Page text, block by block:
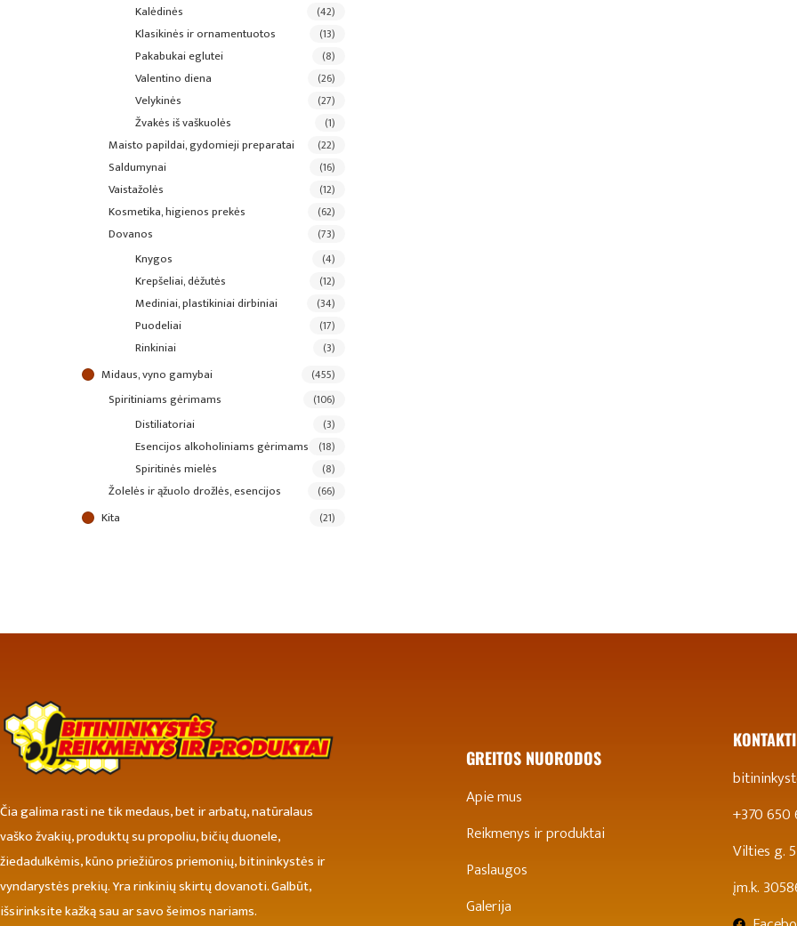
kalėdinės (42)
klasikinės ir ornamentuotos (13)
pakabukai eglutei (8)
valentino diena (26)
velykinės (27)
žvakės iš vaškuolės (1)
maisto papildai, gydomieji preparatai (22)
saldumynai (16)
vaistažolės (12)
kosmetika, higienos prekės (62)
dovanos (73)
knygos (4)
krepšeliai, dėžutės (12)
mediniai, plastikiniai dirbiniai (34)
puodeliai (17)
rinkiniai (3)
midaus, vyno gamybai (455)
spiritiniams gėrimams (106)
distiliatoriai (3)
esencijos alkoholiniams gėrimams (18)
spiritinės mielės (8)
žolelės ir ąžuolo drožlės, esencijos (66)
kita (21)
Čia galima rasti ne tik medaus, bet ir arbatų, natūralaus
vaško žvakių, produktų su propoliu, bičių duonele,
žiedadulkėmis, kūno priežiūros priemonių, bitininkystės ir
vyndarystės prekių. Yra rinkinių skirtų dovanoti. Galbūt,
išsirinksite kažką sau ar savo šeimos nariams.
GREITOS NUORODOS
Apie mus
Reikmenys ir produktai
Paslaugos
Galerija
+370
Vilties g.
įm.k.